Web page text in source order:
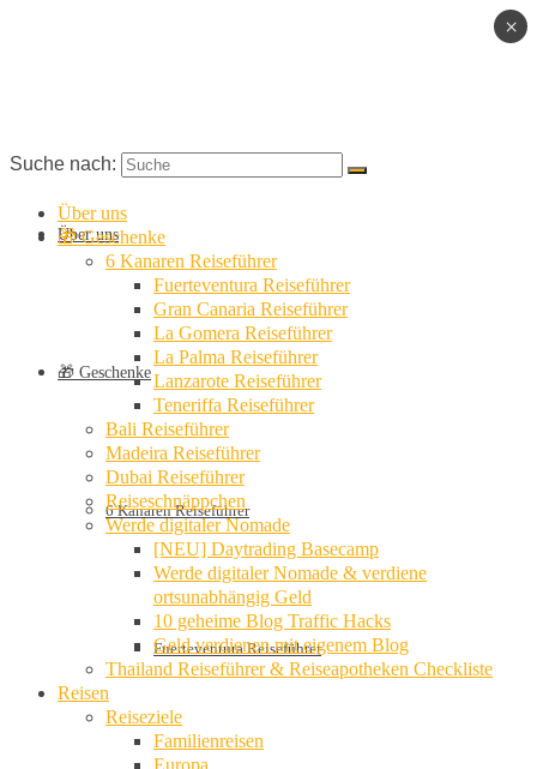
Über uns
🎁 Geschenke
6 Kanaren Reiseführer
Fuerteventura Reiseführer
Suche nach:
Über uns
🎁 Geschenke
6 Kanaren Reiseführer
Fuerteventura Reiseführer
Gran Canaria Reiseführer
La Gomera Reiseführer
La Palma Reiseführer
Lanzarote Reiseführer
Teneriffa Reiseführer
Bali Reiseführer
Madeira Reiseführer
Dubai Reiseführer
Reiseschnäppchen
Werde digitaler Nomade
[NEU] Daytrading Basecamp
Werde digitaler Nomade & verdiene
ortsunabhängig Geld
10 geheime Blog Traffic Hacks
Geld verdienen mit eigenem Blog
Thailand Reiseführer & Reiseapotheken Checkliste
Reisen
Reiseziele
Familienreisen
Europa
×